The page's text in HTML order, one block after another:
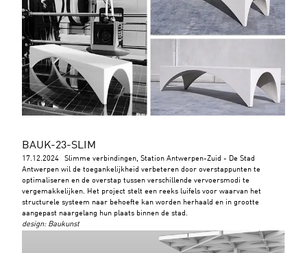
BAUK-23-SLIM
17.12.2024
Slimme verbindingen, Station Antwerpen-Zuid - De Stad
Antwerpen wil de toegankelijkheid verbeteren door overstappunten te
optimaliseren en de overstap tussen verschillende vervoersmodi te
vergemakkelijken. Het project stelt een reeks luifels voor waarvan het
structurele systeem naar behoefte kan worden herhaald en in grootte
aangepast naargelang hun plaats binnen de stad.
design: Baukunst